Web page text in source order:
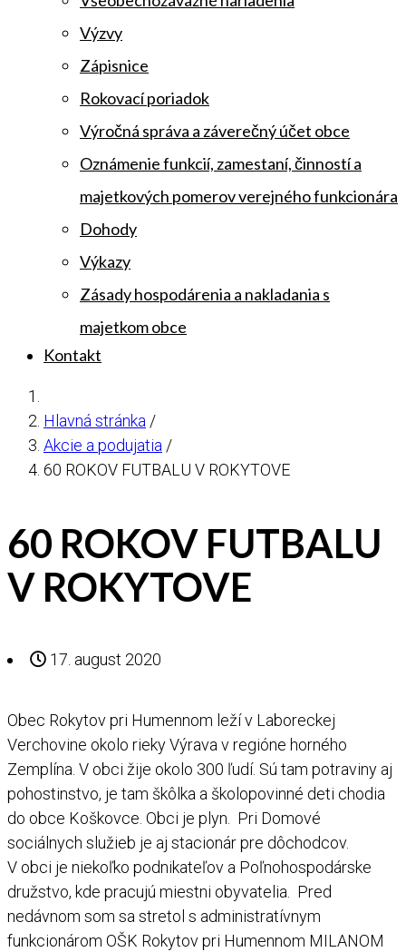
Výzvy
Zápisnice
Rokovací poriadok
Výročná správa a záverečný účet obce
Oznámenie funkcií, zamestaní, činností a
majetkových pomerov verejného funkcionára
Dohody
Výkazy
Zásady hospodárenia a nakladania s
majetkom obce
Kontakt
Hlavná stránka /
Akcie a podujatia /
60 ROKOV FUTBALU V ROKYTOVE
60 ROKOV FUTBALU
V ROKYTOVE
17. august 2020
Obec Rokytov pri Humennom leží v Laboreckej
Verchovine okolo rieky Výrava v regióne horného
Zemplína. V obci žije okolo 300 ľudí. Sú tam potraviny aj
pohostinstvo, je tam škôlka a školopovinné deti chodia
do obce Koškovce. Obci je plyn. Pri Domové
sociálnych služieb je aj stacionár pre dôchodcov.
V obci je niekoľko podnikateľov a Poľnohospodárske
družstvo, kde pracujú miestni obyvatelia. Pred
nedávnom som sa stretol s administratívnym
funkcionárom OŠK Rokytov pri Humennom MILANOM